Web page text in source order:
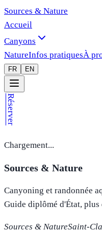
Sources & Nature
Accueil
Canyons
NatureInfos pratiquesÀ
FR EN
Réserver
Chargement...
Sources & Nature
Canyoning et randonnée
Guide diplômé d'État, plus
Sources & NatureSaint-